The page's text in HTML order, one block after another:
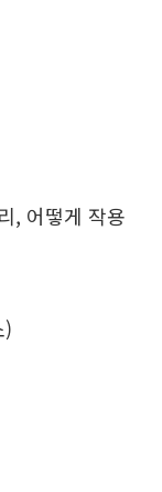
, 어떻게 작용